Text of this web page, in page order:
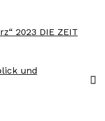
2023 DIE ZEIT
und